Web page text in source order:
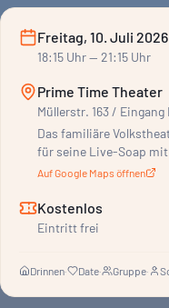
Freitag, 10. Juli 2026
18:15 Uhr— 21:15 Uhr
Prime Time Theater
Müllerstr. 163 /
Das familiäre
für seine Live-Soap
Auf Google Maps öffnen
Kostenlos
Eintritt frei
Drinnen· Date· Gruppe·